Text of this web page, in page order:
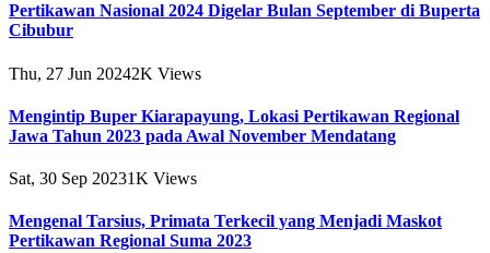
Pertikawan Nasional 2024 Digelar Bulan September di Buperta
Cibubur
Thu, 27 Jun 20242K Views
Mengintip Buper Kiarapayung, Lokasi Pertikawan Regional
Jawa Tahun 2023 pada Awal November Mendatang
Sat, 30 Sep 20231K Views
Mengenal Tarsius, Primata Terkecil yang Menjadi Maskot
Pertikawan Regional Suma 2023